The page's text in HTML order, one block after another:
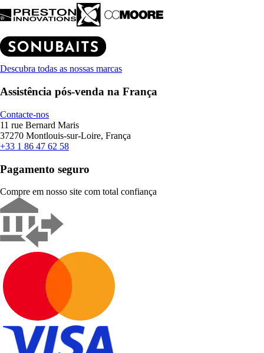
Descubra todas as nossas marcas
Assistência pós-venda na França
Contacte-nos
11 rue Bernard Maris
37270 Montlouis-sur-Loire, França
+33 1 86 47 62 58
Pagamento seguro
Compre em nosso site com total confiança